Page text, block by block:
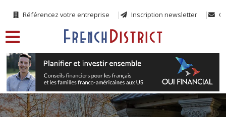
Référencez votre entreprise Inscription newsletter